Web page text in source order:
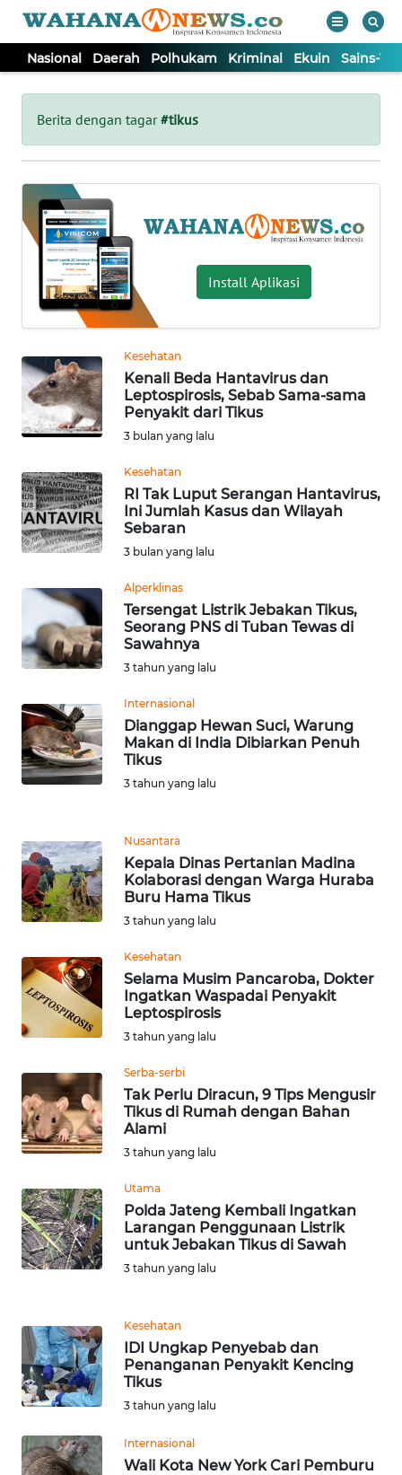
Nasional Daerah Polhukam Kriminal Ekuin Sains-
Berita dengan tagar#tikus
Install Aplikasi
Kesehatan
Kenali Beda Hantavirus dan
Leptospirosis, Sebab Sama-sama
Penyakit dari Tikus
3 bulan yang lalu
Kesehatan
RI Tak Luput Serangan Hantavirus,
Ini Jumlah Kasus dan Wilayah
Sebaran
3 bulan yang lalu
Alperklinas
Tersengat Listrik Jebakan Tikus,
Seorang PNS di Tuban Tewas di
Sawahnya
3 tahun yang lalu
Internasional
Dianggap Hewan Suci, Warung
Makan di India Dibiarkan Penuh
Tikus
3 tahun yang lalu
Nusantara
Kepala Dinas Pertanian Madina
Kolaborasi dengan Warga Huraba
Buru Hama Tikus
3 tahun yang lalu
Kesehatan
Selama Musim Pancaroba, Dokter
Ingatkan Waspadai Penyakit
Leptospirosis
3 tahun yang lalu
Serba-serbi
Tak Perlu Diracun, 9 Tips Mengusir
Tikus di Rumah dengan Bahan
Alami
3 tahun yang lalu
Utama
Polda Jateng Kembali Ingatkan
Larangan Penggunaan Listrik
untuk Jebakan Tikus di Sawah
3 tahun yang lalu
Kesehatan
IDI Ungkap Penyebab dan
Penanganan Penyakit Kencing
Tikus
3 tahun yang lalu
Internasional
Wali Kota New York Cari Pemburu
Tutup
NASIONAL
DAERAH
POLHUKAM
KRIMINAL
EKUIN
SAINS-TEKNO
INTERNASIONAL
PENDIDIKAN
OLAHRAGA
OPINI
EDITORIAL
INDEKS
BERITA
KONTAK
INFO
IKLAN
PEDOMAN
MEDIA
SIBER
REDAKSI
KARIR
Wahana
News
Regional
SUMUT